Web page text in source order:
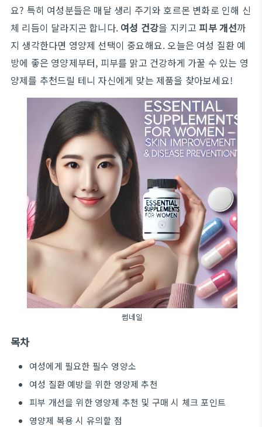
요? 특히 여성분들은 매달 생리 주기와 호르몬 변화로 인해 신
체 리듬이 달라지곤 합니다. 여성 건강을 지키고 피부 개선까
지 생각한다면 영양제 선택이 중요해요. 오늘은 여성 질환 예
방에 좋은 영양제부터, 피부를 맑고 건강하게 가꿀 수 있는 영
양제를 추천드릴 테니 자신에게 맞는 제품을 찾아보세요!
썸네일
목차
여성에게 필요한 필수 영양소
여성 질환 예방을 위한 영양제 추천
피부 개선을 위한 영양제 추천 및 구매 시 체크 포인트
영양제 복용 시 유의할 점